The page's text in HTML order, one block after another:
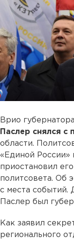
Врио
Паслер снялся с
области.
«Единой России»
приостановил
политсовета. Об
с места событий.
Паслер был
Как заявил
регионального